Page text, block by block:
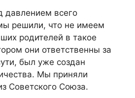
давлением всего
решили, что не имеем
родителей в такое
они ответственны за
был уже создан
Мы приняли
Советского Союза.